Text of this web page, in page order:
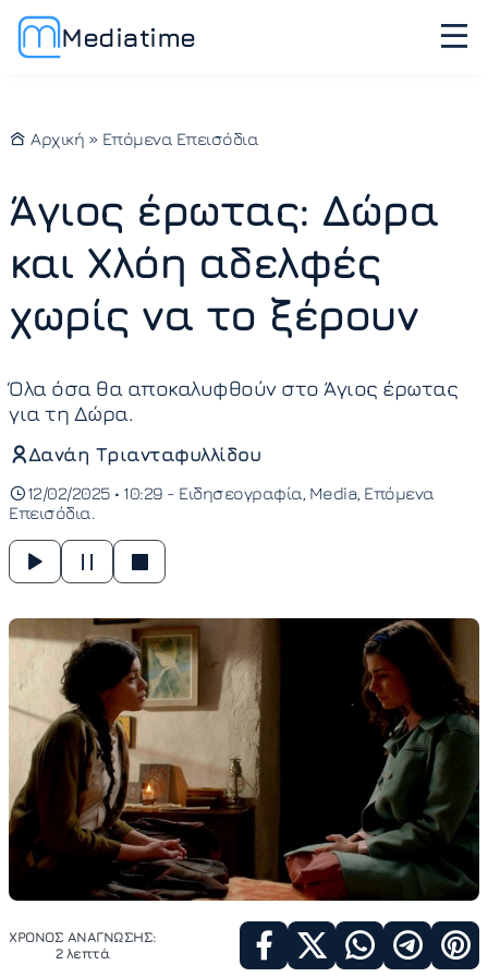
Mediatime
Αρχική » Επόμενα Επεισόδια
Άγιος έρωτας: Δώρα
και Χλόη αδελφές
χωρίς να το ξέρουν
Όλα όσα θα αποκαλυφθούν στο Άγιος έρωτας
για τη Δώρα.
Δανάη Τριανταφυλλίδου
12/02/2025 • 10:29 - Ειδησεογραφία Media Επόμενα
Επεισόδια
ΧΡΟΝΟΣ ΑΝΑΓΝΩΣΗΣ:
2 λεπτά